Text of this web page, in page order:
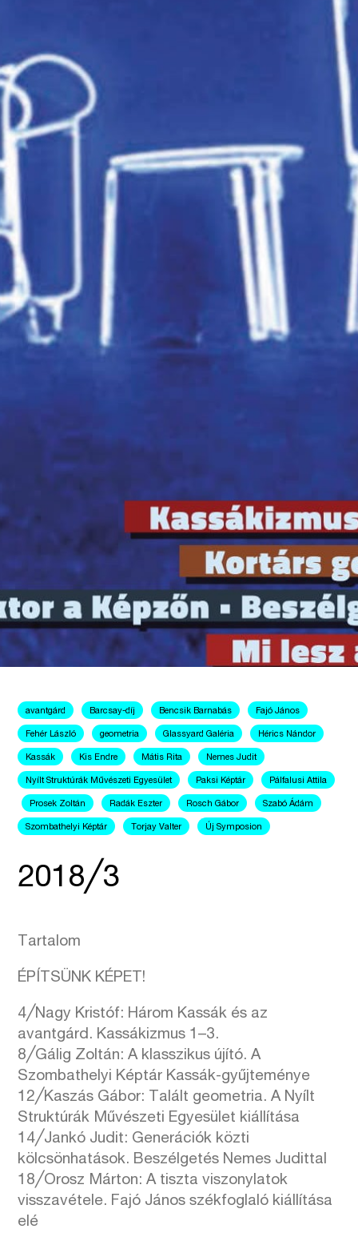
avantgárd Barcsay-díj Bencsik Barnabás Fajó János
Fehér László geometria Glassyard Galéria Hérics Nándor
Kassák Kis Endre Mátis Rita Nemes Judit
Nyílt Struktúrák Művészeti Egyesület Paksi Képtár Pálfalusi Attila
Prosek Zoltán Radák Eszter Rosch Gábor Szabó Ádám
Szombathelyi Képtár Torjay Valter Új Symposion
2018╱3
Tartalom
ÉPÍTSÜNK KÉPET!
4╱Nagy Kristóf: Három Kassák és az
avantgárd. Kassákizmus 1–3.
8╱Gálig Zoltán: A klasszikus újító. A
Szombathelyi Képtár Kassák-gyűjteménye
12╱Kaszás Gábor: Talált geometria. A Nyílt
Struktúrák Művészeti Egyesület kiállítása
14╱Jankó Judit: Generációk közti
kölcsönhatások. Beszélgetés Nemes Judittal
18╱Orosz Márton: A tiszta viszonylatok
visszavétele. Fajó János székfoglaló kiállítása
elé